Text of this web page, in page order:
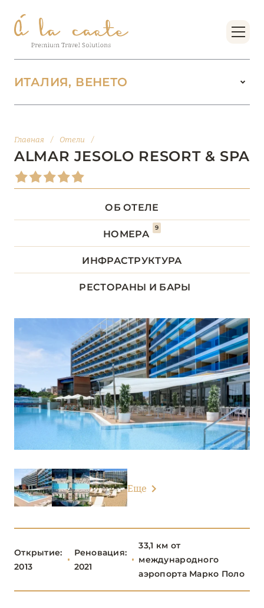
ИТАЛИЯ, ВЕНЕТО
ВАЛЛЕ-Д’АОСТА 2
ВЕНЕТО
Almar Jesolo Resort & Spa
Esplanade Tergesteo – Luxury Retreat
Faloria Mountain SPA Resort
Grand Hotel Trieste & Victoria
Hotel Cipriani
Hotel La Residence & Idrokinesis
Hotel Terme Due Torri
Hotel Terme Metropole
АБАНО-ТЕРМЕ
ВЕНЕЦИЯ
Главная / Отели /
ALMAR JESOLO RESORT & SPA
ОБ ОТЕЛЕ
НОМЕРА
9
ИНФРАСТРУКТУРА
РЕСТОРАНЫ И БАРЫ
Еще
Открытие:
2013
Реновация:
2021
33,1 км от
международного
аэропорта Марко Поло